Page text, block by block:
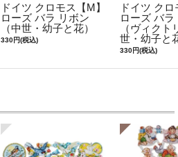
ドイツ クロモス【M】
ローズ バラ リボン
（中世・幼子と花）
330円(税込)
ドイツ ク
ローズ バラ
（ヴィクト
世・幼子と
330円(税込)